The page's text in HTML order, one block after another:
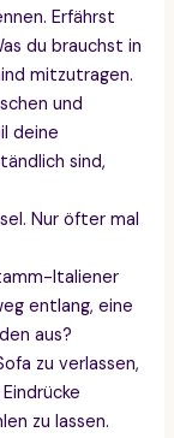
Erfährst
du brauchst in
mitzutragen.
und
deine
sind,
Nur öfter mal
Italiener
entlang, eine
aus?
zu verlassen,
zu lassen.